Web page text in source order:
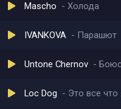
Mascho Холода
IVANKOVA Парашют
Untone Chernov
Loc Dog Это все